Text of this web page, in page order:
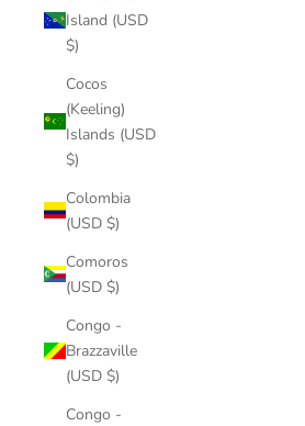
Island (USD
$)
Cocos
(Keeling)
Islands (USD
$)
Colombia
(USD $)
Comoros
(USD $)
Congo -
Brazzaville
(USD $)
Congo -